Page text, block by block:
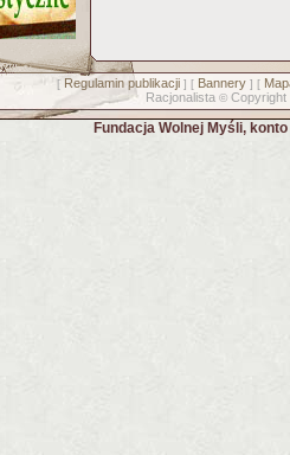
[ Regulamin publikacji] [ Bannery] [
Racjonalista © Copyright
Fundacja Wolnej Myśli,